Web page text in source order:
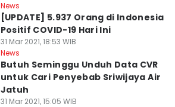
News
[UPDATE] 5.937 Orang di Indonesia
Positif COVID-19 Hari Ini
31 Mar 2021, 18:53 WIB
News
Butuh Seminggu Unduh Data CVR
untuk Cari Penyebab Sriwijaya Air
Jatuh
31 Mar 2021, 15:05 WIB